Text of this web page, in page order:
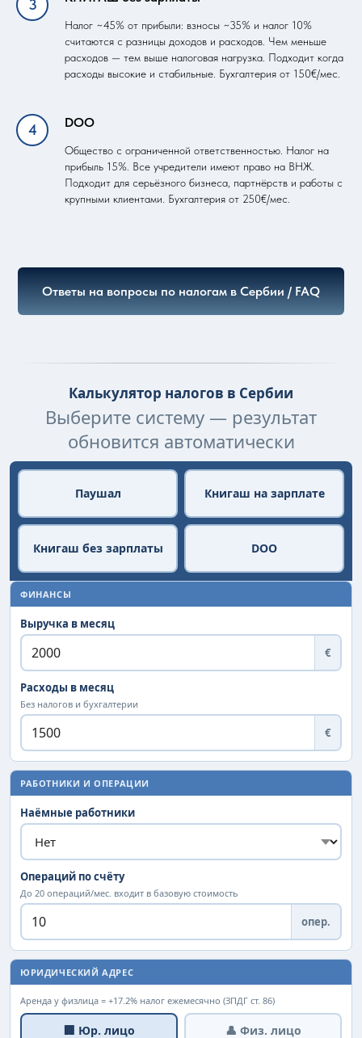
Налог ~45% от прибыли: взносы ~35% и налог 10%
считаются с разницы доходов и расходов. Чем меньше
расходов — тем выше налоговая нагрузка. Подходит когда
расходы высокие и стабильные. Бухгалтерия от 150€/мес.
DOO
Общество с ограниченной ответственностью. Налог на
прибыль 15%. Все учредители имеют право на ВНЖ.
Подходит для серьёзного бизнеса, партнёрств и работы с
крупными клиентами. Бухгалтерия от 250€/мес.
Ответы на вопросы по налогам в Сербии / FAQ
Калькулятор налогов в Сербии
Выберите систему — результат
обновится автоматически
Паушал Книгаш на зарплате
Книгаш без зарплаты DOO
ФИНАНСЫ
Выручка в месяц
€
Расходы в месяц
Без налогов и бухгалтерии
€
РАБОТНИКИ И ОПЕРАЦИИ
Наёмные работники
Операций по счёту
До 20 операций/мес. входит в базовую стоимость
опер.
ЮРИДИЧЕСКИЙ АДРЕС
Аренда у физлица = +17.2% налог ежемесячно (ЗПДГ ст. 86)
🏢 Юр. лицо 👤 Физ. лицо